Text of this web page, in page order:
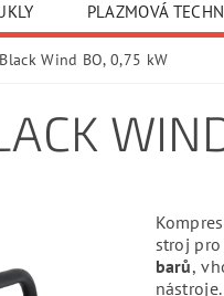
PLAZMOVÁ
Wind BO, 0,75 kW
stroj
barů,
nástroje.